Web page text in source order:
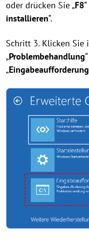
oder drücken Sie „F8
installieren“.
Schritt 3. Klicken
„Problembehandlung
„Eingabeaufforderung